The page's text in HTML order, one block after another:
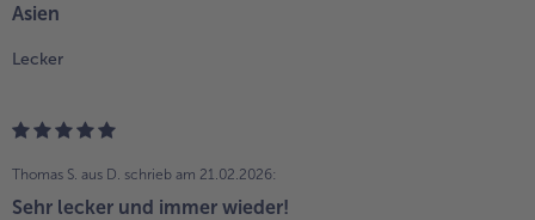
Asien
Lecker
Thomas S. aus D. schrieb am 21.02.2026:
Sehr lecker und immer wieder!